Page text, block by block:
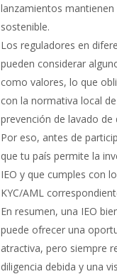
lanzamientos mantienen
sostenible.
Los reguladores en
pueden considerar
como valores, lo que
con la normativa local
prevención de lavado de
Por eso, antes de
que tu país permite la
IEO y que cumples con
KYC/AML
En resumen, una IEO
puede ofrecer una
atractiva, pero siempre
diligencia debida y una